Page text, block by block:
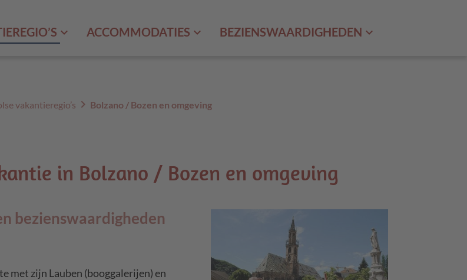
ACCOMMODATIES BEZIENSWAARDIGHEDEN
vakantieregio’s chevron_right Bolzano / Bozen en omgeving
in Bolzano / Bozen en omgeving
bezienswaardigheden
met zijn Lauben (booggalerijen) en